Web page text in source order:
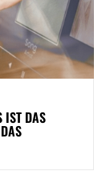
IST DAS